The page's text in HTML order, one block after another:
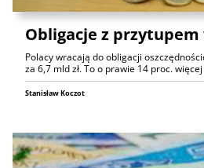
Obligacje z przytupem
Polacy wracają do obligacji
za 6,7 mld zł. To o prawie 14 proc.
Stanisław Koczot